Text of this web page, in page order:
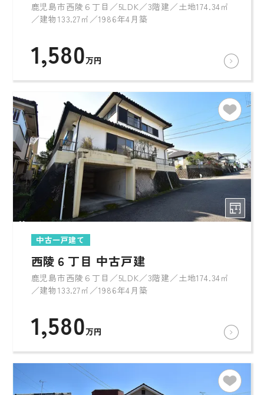
鹿児島市西陵６丁目／5LDK／3階建／土地174.34㎡
／建物133.27㎡／1986年4月築
1,580万円
中古一戸建て
西陵６丁目 中古戸建
鹿児島市西陵６丁目／5LDK／3階建／土地174.34㎡
／建物133.27㎡／1986年4月築
1,580万円